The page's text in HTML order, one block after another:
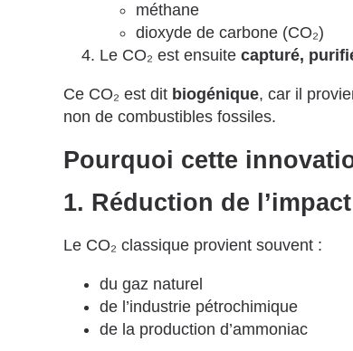
méthane
dioxyde de carbone (CO₂)
Le CO₂ est ensuite capturé,
Ce CO₂ est dit biogénique, car il
non de combustibles fossiles.
Pourquoi cette
1. Réduction de
Le CO₂ classique provient souvent :
du gaz naturel
de l’industrie pétrochimique
de la production d’ammoniac